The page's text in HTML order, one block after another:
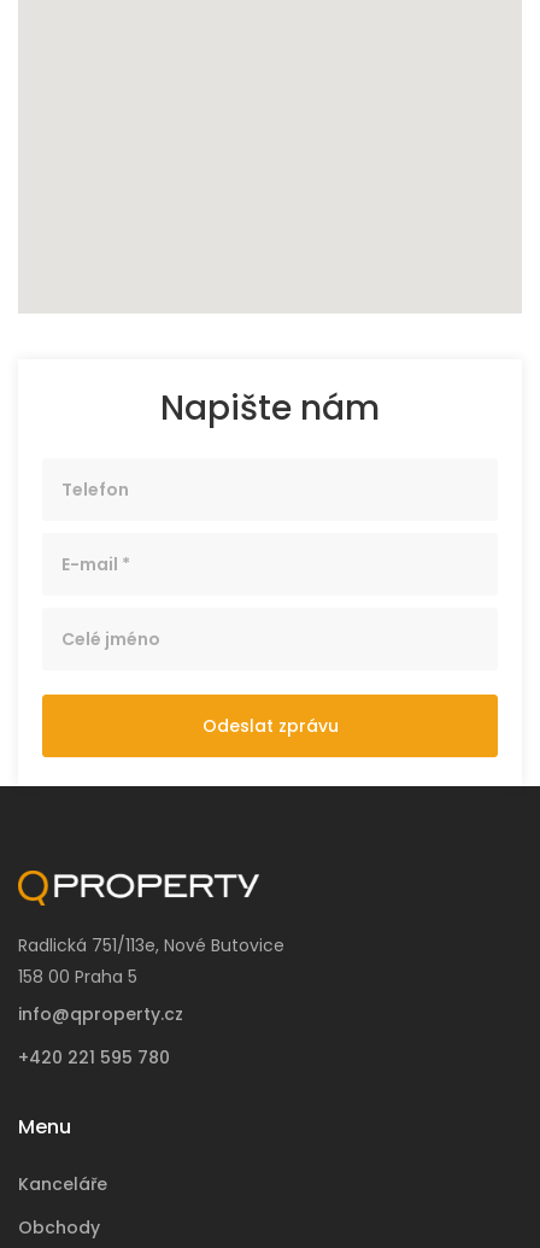
Napište nám
Odeslat zprávu
Radlická 751/113e, Nové Butovice
158 00 Praha 5
info@qproperty.cz
+420 221 595 780
Menu
Kanceláře
Obchody